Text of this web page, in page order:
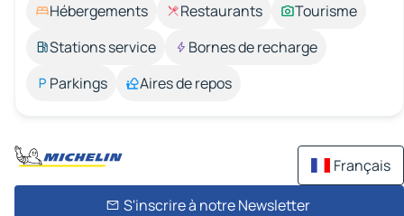
Hébergements Restaurants
Tourisme
Stations service
Bornes de recharge
Parkings
Aires de repos
Français
S'inscrire à notre Newsletter